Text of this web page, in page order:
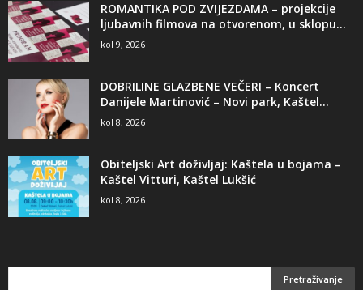
ROMANTIKA POD ZVIJEZDAMA – projekcije
ljubavnih filmova na otvorenom, u sklopu...
kol 9, 2026
DOBRILINE GLAZBENE VEČERI – Koncert
Danijele Martinović – Novi park, Kaštel...
kol 8, 2026
Obiteljski Art doživljaj: Kaštela u bojama –
Kaštel Vitturi, Kaštel Lukšić
kol 8, 2026